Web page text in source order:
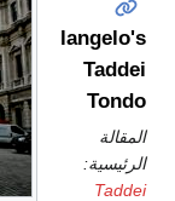
Michelangelo's
Taddei
Tondo
المقالة
الرئيسية:
Taddei